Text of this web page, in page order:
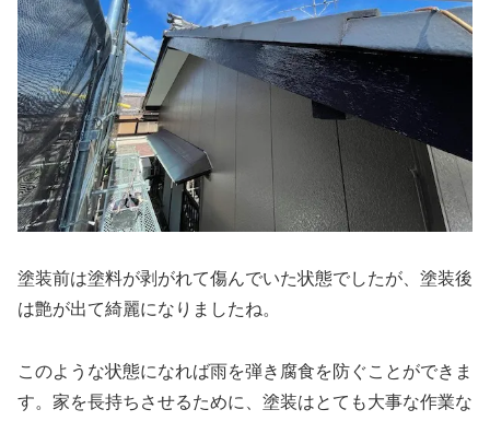
塗装前は塗料が剥がれて傷んでいた状態でしたが、塗装後
は艶が出て綺麗になりましたね。
このような状態になれば雨を弾き腐食を防ぐことができま
す。家を長持ちさせるために、塗装はとても大事な作業な